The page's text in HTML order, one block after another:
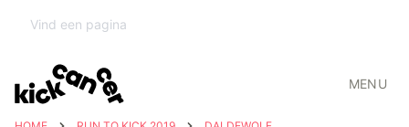
MENU